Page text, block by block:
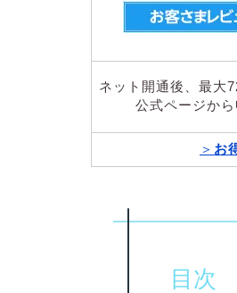
ネット開通後、最大
公式ページか
＞ お
目次